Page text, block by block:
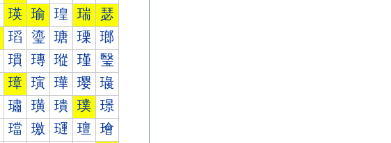
瑛 瑜 瑝 瑞 瑟
瑫 瑬 瑭 瑮 瑯
瑻 瑼 瑽 瑾 瑿
璋 璌 璍 璎 璏
璛 璜 璝 璞 璟
璫 璬 璭 璮 璯